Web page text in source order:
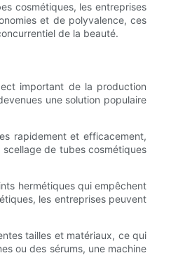
cosmétiques, les entreprises
et de polyvalence, ces
de la beauté.
important de la production
une solution populaire
rapidement et efficacement,
de tubes cosmétiques
hermétiques qui empêchent
les entreprises peuvent
tailles et matériaux, ce qui
ou des sérums, une machine